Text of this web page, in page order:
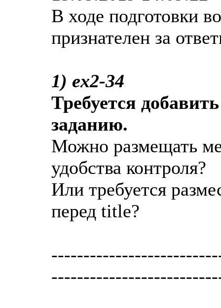
В ходе подготовки
признателен за
1) ex2-34
Требуется
заданию.
Можно размещать
удобства контроля?
Или требуется
перед title?